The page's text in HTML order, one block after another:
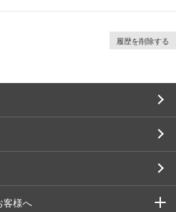
履歴を削除する
客様へ